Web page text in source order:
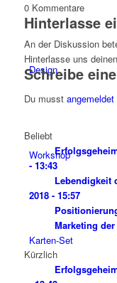
Design
Workshop
Karten-Set
0 Kommentare
Hinterlasse
An der Diskussion
Hinterlasse uns
Schreibe
Du musst angemeldet
Beliebt
- 13:43
Lebendigkeit
2018 - 15:57
Marketing
Kürzlich